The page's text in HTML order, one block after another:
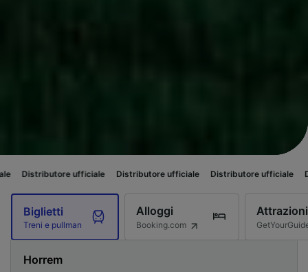
ufficiale Distributore ufficiale Distributore ufficiale
Biglietti
Treni e pullman
Alloggi
Booking.com
Attrazioni